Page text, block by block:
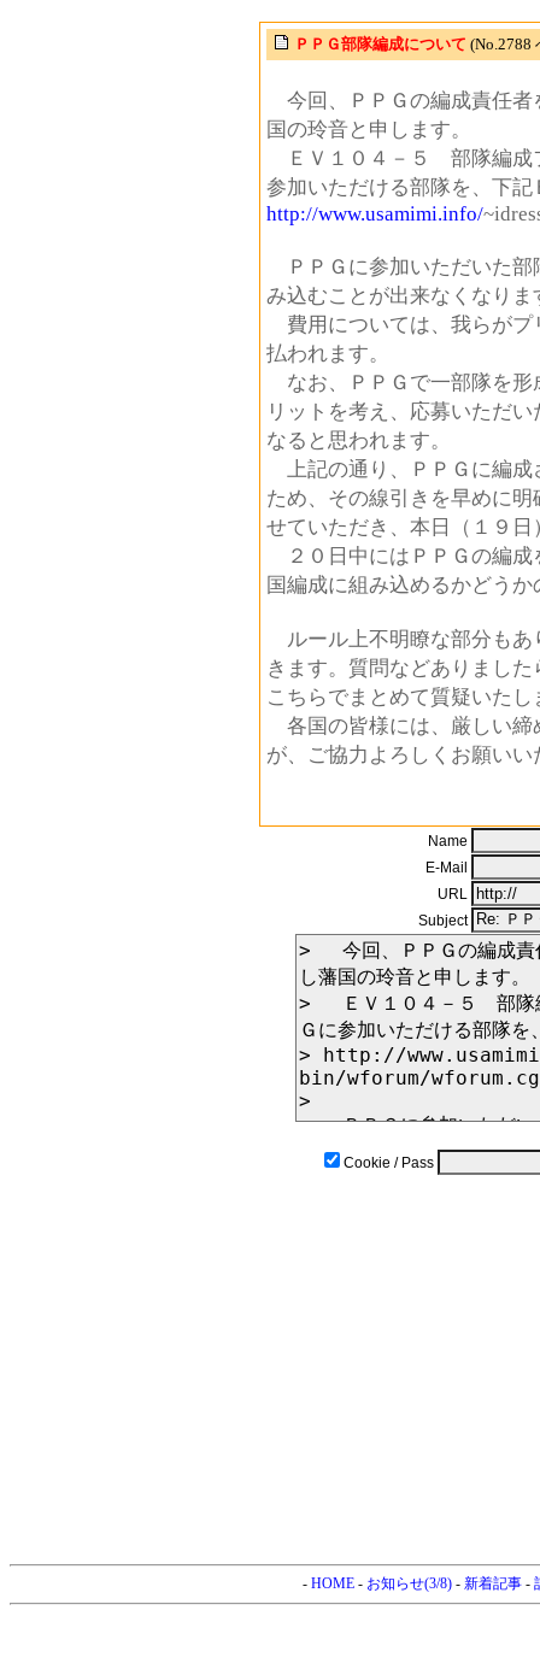
ＰＰＧ部隊編成について (No.2788
今回、ＰＰＧの編成責任者
国の玲音と申します。
ＥＶ１０４－５ 部隊編成
参加いただける部隊を、下
http://www.usamimi.info/
ＰＰＧに参加いただいた部
み込むことが出来なくなりま
費用については、我らがプ
払われます。
なお、ＰＰＧで一部隊を形
リットを考え、応募いただ
なると思われます。
上記の通り、ＰＰＧに編成
ため、その線引きを早めに
せていただき、本日（１９
２０日中にはＰＰＧの編成
国編成に組み込めるかどう
ルール上不明瞭な部分もあ
きます。質問などありまし
こちらでまとめて質疑いたし
各国の皆様には、厳しい締
が、ご協力よろしくお願いい
Name
E-Mail
URL
Subject
Cookie / Pass
- HOME- お知らせ(3/8)- 新着記事-